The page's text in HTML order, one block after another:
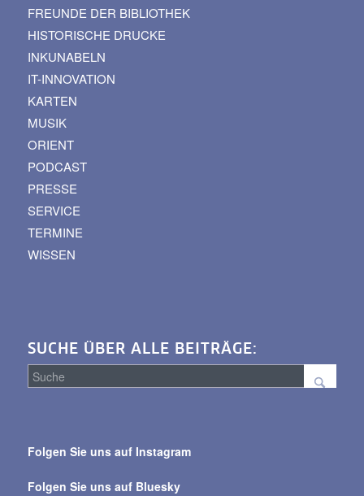
FREUNDE DER BIBLIOTHEK
HISTORISCHE DRUCKE
INKUNABELN
IT-INNOVATION
KARTEN
MUSIK
ORIENT
PODCAST
PRESSE
SERVICE
TERMINE
WISSEN
SUCHE ÜBER ALLE BEITRÄGE:
alle
Folgen Sie uns auf Instagram
Folgen Sie uns auf Bluesky